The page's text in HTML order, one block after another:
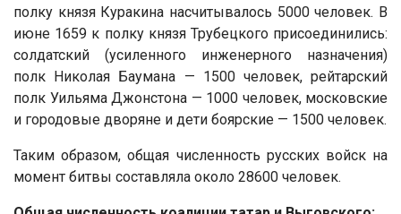
полку князя Куракина насчитывалось 5000 человек. В
июне 1659 к полку князя Трубецкого присоединились:
солдатский (усиленного инженерного назначения)
полк Николая Баумана — 1500 человек, рейтарский
полк Уильяма Джонстона — 1000 человек, московские
и городовые дворяне и дети боярские — 1500 человек.
Таким образом, общая численность русских войск на
момент битвы составляла около 28600 человек.